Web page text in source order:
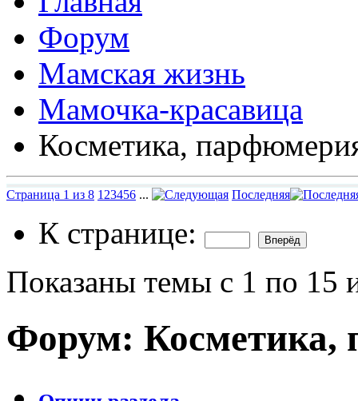
Форум
Мамская жизнь
Мамочка-красавица
Косметика,
Страница 1 из 8 1 23456 ... Последняя
К странице:
Показаны темы с 1 по 15
Форум: Косметика,